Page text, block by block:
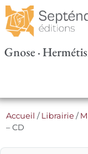
Gnose ·
Accueil /Librairie/
– CD